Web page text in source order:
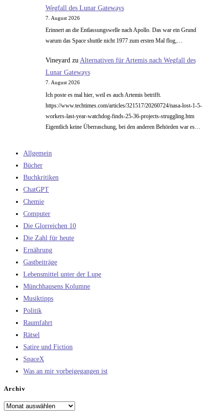
Wegfall des Lunar Gateways
7. August 2026
Erinnert an die Entlassungswelle nach Apollo. Das war ein Grund
warum das Space shuttle nicht 1977 zum ersten Mal flog,…
Vineyardzu Alternativen für Artemis nach Wegfall des
Lunar Gateways
7. August 2026
Ich poste es mal hier, weil es auch Artemis betrifft.
https://www.techtimes.com/articles/321517/20260724/nasa-lost-1-5-
workers-last-year-watchdog-finds-25-36-projects-struggling.htm
Eigentlich keine Überraschung, bei den anderen Behörden war es…
Allgemein
Bücher
Buchkritiken
ChatGPT
Chemie
Computer
Die Glorreichen 10
Die Zahl für heute
Ernährung
Gastbeiträge
Lebensmittel unter der Lupe
Münchhausens Kolumne
Musiktipps
Politik
Raumfahrt
Rätsel
Satire und Fiction
SpaceX
Was an mir vorbeigegangen ist
Archiv
Archiv